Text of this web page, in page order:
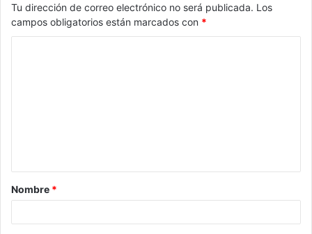
Tu dirección de correo electrónico no será publicada. Los
campos obligatorios están marcados con *
Nombre *